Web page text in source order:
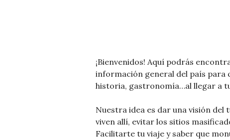
¡Bienvenidos! Aquí podrás
información general del país para
historia, gastronomía…al llegar a
Nuestra idea es dar una visión del
viven allí, evitar los sitios
Facilitarte tu viaje y saber que